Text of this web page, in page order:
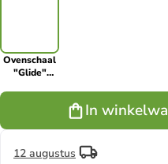
Ovenschaal
"Glide"
In
12 augustus